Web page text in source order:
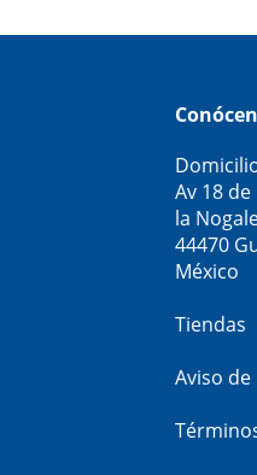
Av 18
la
44470
México
Tiendas
Aviso